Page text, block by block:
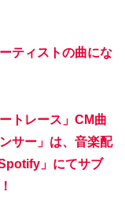
ティストの曲にな
トレース」CM曲
サー」は、音楽配
」にてサブ